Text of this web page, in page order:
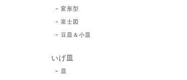
変形型
富士図
豆皿＆小皿
いげ皿
皿